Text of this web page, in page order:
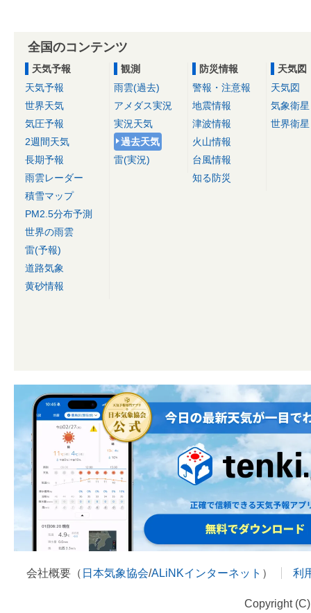
全国のコンテンツ
天気予報
天気予報
世界天気
気圧予報
2週間天気
長期予報
雨雲レーダー
積雪マップ
PM2.5分布予測
世界の雨雲
雷(予報)
道路気象
黄砂情報
観測
雨雲(過去)
アメダス実況
実況天気
過去天気
雷(実況)
防災情報
警報・注意報
地震情報
津波情報
火山情報
台風情報
知る防災
天気図
天気図
気象衛星
世界衛星
会社概要（ 日本気象協会/ALiNKインターネット ） 利
Copyright